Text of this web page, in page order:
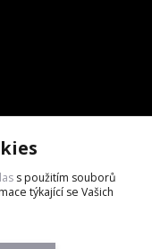
s použitím souborů
týkající se Vašich